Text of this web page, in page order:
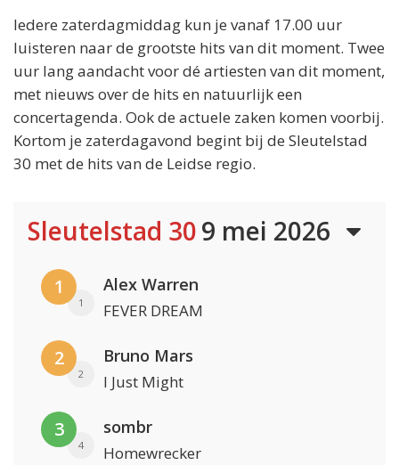
Iedere zaterdagmiddag kun je vanaf 17.00 uur
luisteren naar de grootste hits van dit moment. Twee
uur lang aandacht voor dé artiesten van dit moment,
met nieuws over de hits en natuurlijk een
concertagenda. Ook de actuele zaken komen voorbij.
Kortom je zaterdagavond begint bij de Sleutelstad
30 met de hits van de Leidse regio.
Sleutelstad 309 mei 2026
1
1
Alex Warren
FEVER DREAM
2
2
Bruno Mars
I Just Might
3
4
sombr
Homewrecker